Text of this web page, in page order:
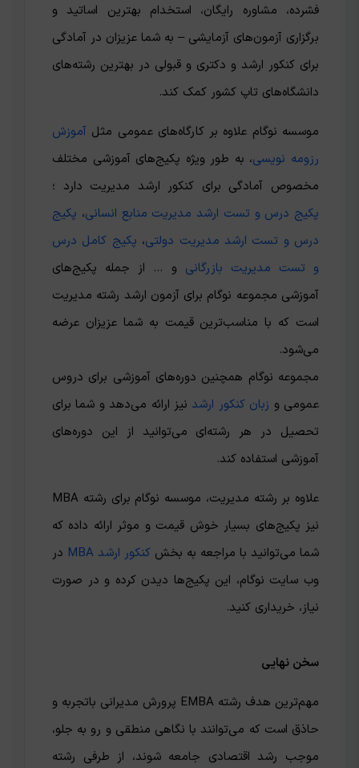
فشرده، مشاوره رایگان، استخدام بهترین اساتید و
برگزاری آزمون‌های آزمایشی – به شما عزیزان در آمادگی
برای کنکور ارشد و دکتری و قبولی در بهترین رشته‌های
دانشگاه‌های تاپ کشور کمک کند.
موسسه نوگام علاوه بر کارگاه‌های عمومی مثل آموزش
رزومه نویسی، به طور ویژه پکیج‌های آموزشی مختلف
مخصوص آمادگی برای کنکور ارشد مدیریت دارد ؛
پکیج درس و تست ارشد مدیریت منابع انسانی، پکیج
درس و تست ارشد مدیریت دولتی، پکیج کامل درس
و تست مدیریت بازرگانی و … از جمله پکیج‌های
آموزشی مجموعه نوگام برای آزمون ارشد رشته مدیریت
است که با مناسب‌ترین قیمت به شما عزیزان عرضه
می‌شود.
مجموعه نوگام همچنین دوره‌های آموزشی برای دروس
عمومی و زبان کنکور ارشدنیز ارائه می‌دهد و شما برای
تحصیل در هر رشته‌ای می‌توانید از این دوره‌های
آموزشی استفاده کند.
علاوه بر رشته مدیریت، موسسه نوگام برای رشته MBA
نیز پکیج‌های بسیار خوش قیمت و موثر ارائه داده که
شما می‌توانید با مراجعه به بخش کنکور ارشد MBA
در
وب سایت نوگام، این پکیج‌ها دیدن کرده و در صورت
نیاز، خریداری کنید.
سخن نهایی
مهم‌ترین هدف رشته EMBA پرورش مدیرانی باتجربه و
حاذق است که می‌توانند با نگاهی منطقی و رو به جلو،
موجب رشد اقتصادی جامعه شوند، از طرفی رشته